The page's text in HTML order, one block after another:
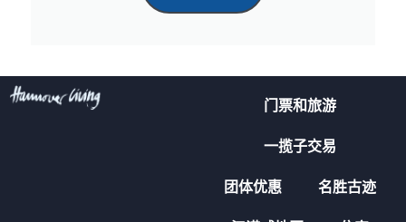
门票和旅游
一揽子交易
团体优惠 名胜古迹